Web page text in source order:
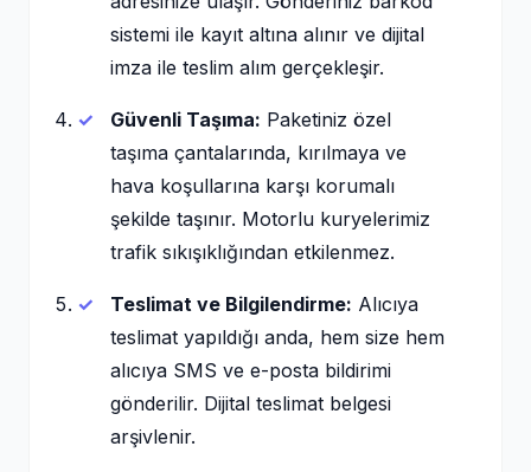
sistemi ile kayıt altına alınır ve dijital
imza ile teslim alım gerçekleşir.
Güvenli Taşıma: Paketiniz özel
taşıma çantalarında, kırılmaya ve
hava koşullarına karşı korumalı
şekilde taşınır. Motorlu kuryelerimiz
trafik sıkışıklığından etkilenmez.
Teslimat ve Bilgilendirme: Alıcıya
teslimat yapıldığı anda, hem size hem
alıcıya SMS ve e-posta bildirimi
gönderilir. Dijital teslimat belgesi
arşivlenir.